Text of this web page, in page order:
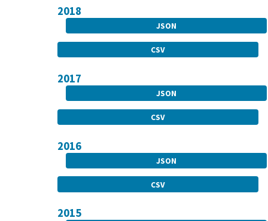
2018
JSON
CSV
2017
JSON
CSV
2016
JSON
CSV
2015